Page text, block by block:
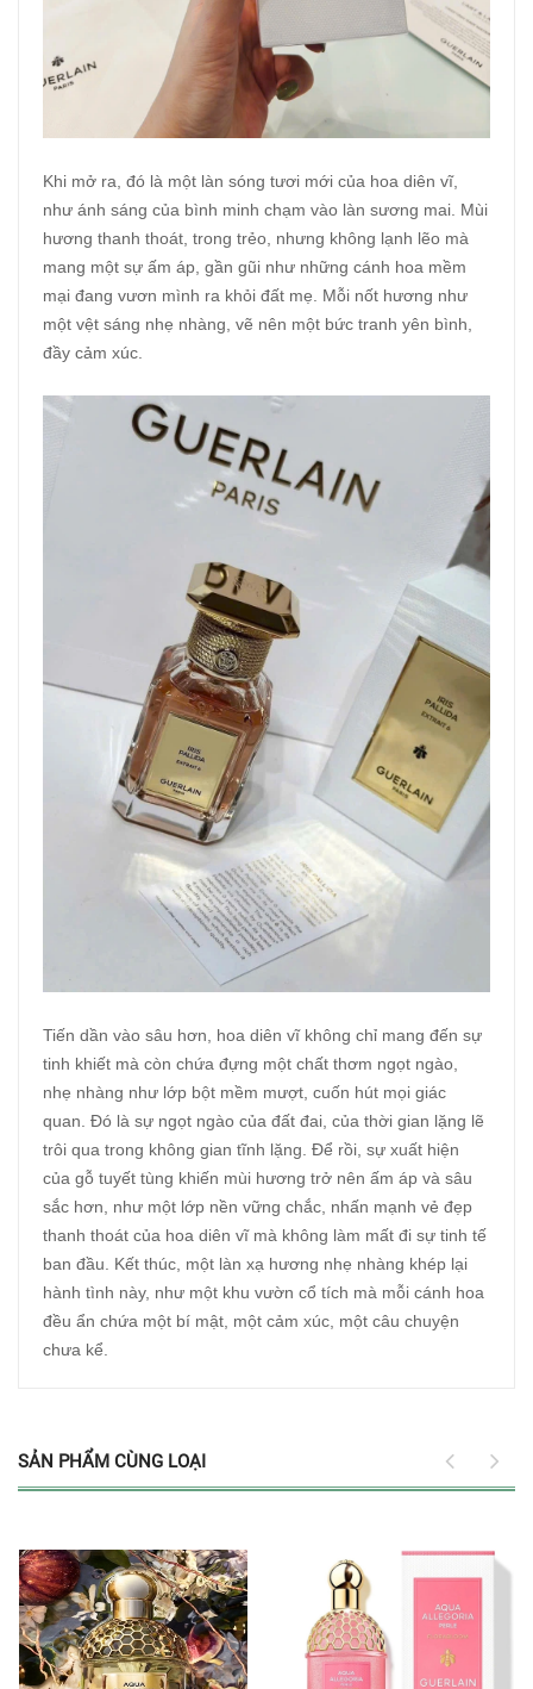
Khi mở ra, đó là một làn sóng tươi mới của hoa diên vĩ,
như ánh sáng của bình minh chạm vào làn sương mai. Mùi
hương thanh thoát, trong trẻo, nhưng không lạnh lẽo mà
mang một sự ấm áp, gần gũi như những cánh hoa mềm
mại đang vươn mình ra khỏi đất mẹ. Mỗi nốt hương như
một vệt sáng nhẹ nhàng, vẽ nên một bức tranh yên bình,
đầy cảm xúc.
Tiến dần vào sâu hơn, hoa diên vĩ không chỉ mang đến sự
tinh khiết mà còn chứa đựng một chất thơm ngọt ngào,
nhẹ nhàng như lớp bột mềm mượt, cuốn hút mọi giác
quan. Đó là sự ngọt ngào của đất đai, của thời gian lặng lẽ
trôi qua trong không gian tĩnh lặng. Để rồi, sự xuất hiện
của gỗ tuyết tùng khiến mùi hương trở nên ấm áp và sâu
sắc hơn, như một lớp nền vững chắc, nhấn mạnh vẻ đẹp
thanh thoát của hoa diên vĩ mà không làm mất đi sự tinh tế
ban đầu. Kết thúc, một làn xạ hương nhẹ nhàng khép lại
hành tình này, như một khu vườn cổ tích mà mỗi cánh hoa
đều ẩn chứa một bí mật, một cảm xúc, một câu chuyện
chưa kể.
SẢN PHẨM CÙNG LOẠI